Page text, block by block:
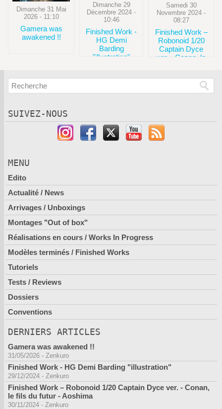
Dimanche 31 Mai
2026 - 11:10
Gamera was
awakened !!
Dimanche 29
Décembre 2024 -
10:46
Finished Work -
HG Demi
Barding
"illustration"
Samedi 30
Novembre 2024 -
08:27
Finished Work –
Robonoid 1/20
Captain Dyce
ver. - Conan, le
SUIVEZ-NOUS
MENU
Edito
Actualité / News
Arrivages / Unboxings
Montages "Out of box"
Réalisations en cours / Works In Progress
Modèles terminés / Finished Works
Tutoriels
Tests / Reviews
Dossiers
Conventions
DERNIERS ARTICLES
Gamera was awakened !!
31/05/2026 - Zenkuro
Finished Work - HG Demi Barding "illustration"
29/12/2024 - Zenkuro
Finished Work – Robonoid 1/20 Captain Dyce ver. - Conan,
le fils du futur - Aoshima
30/11/2024 - Zenkuro